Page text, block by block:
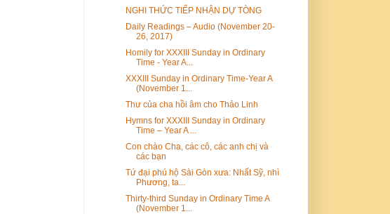
NGHI THỨC TIẾP NHẬN DỰ TÒNG
Daily Readings – Audio (November 20-
26, 2017)
Homily for XXXIII Sunday in Ordinary
Time - Year A...
XXXIII Sunday in Ordinary Time-Year A
(November 1...
Thư của cha hồi âm cho Thảo Linh
Hymns for XXXIII Sunday in Ordinary
Time – Year A ...
Con chào Cha, các cô, các anh chị và
các bạn
Tứ đại phú hộ Sài Gòn xưa: Nhất Sỹ, nhì
Phương, ta...
Thirty-third Sunday in Ordinary Time A
(November 1...